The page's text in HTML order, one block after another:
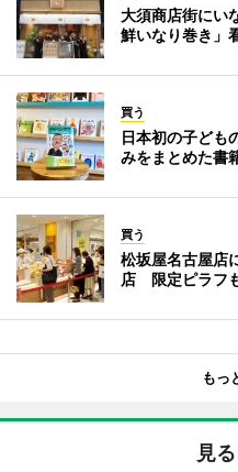
大須商店街にい
鮮いなり巻き」
買う
日本初の子ど
みをまとめた書
買う
松坂屋名古屋店
店 限定ピラフ
もっ
見